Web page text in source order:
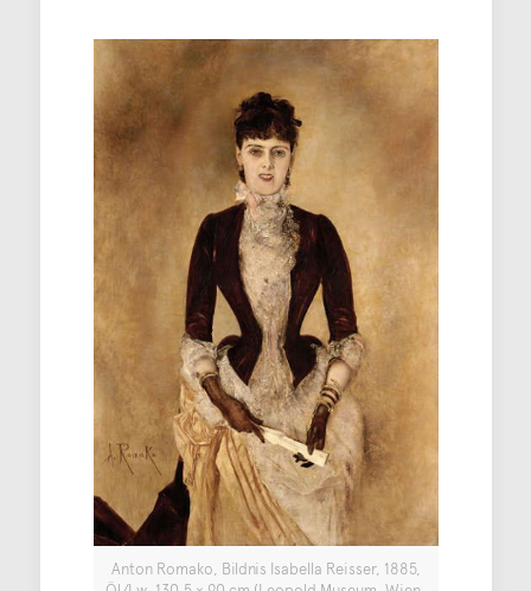
Anton Romako, Bildnis Isabella Reisser, 1885,